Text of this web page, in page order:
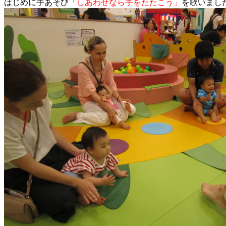
はじめに手あそび 「しあわせなら手をたたこう」 を歌いまし